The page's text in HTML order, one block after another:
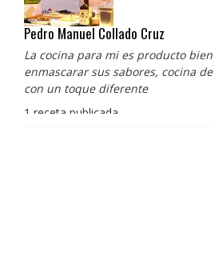
Pedro Manuel Collado Cruz
La cocina para mi es producto
enmascarar sus sabores, cocina
con un toque diferente
1 receta publicada